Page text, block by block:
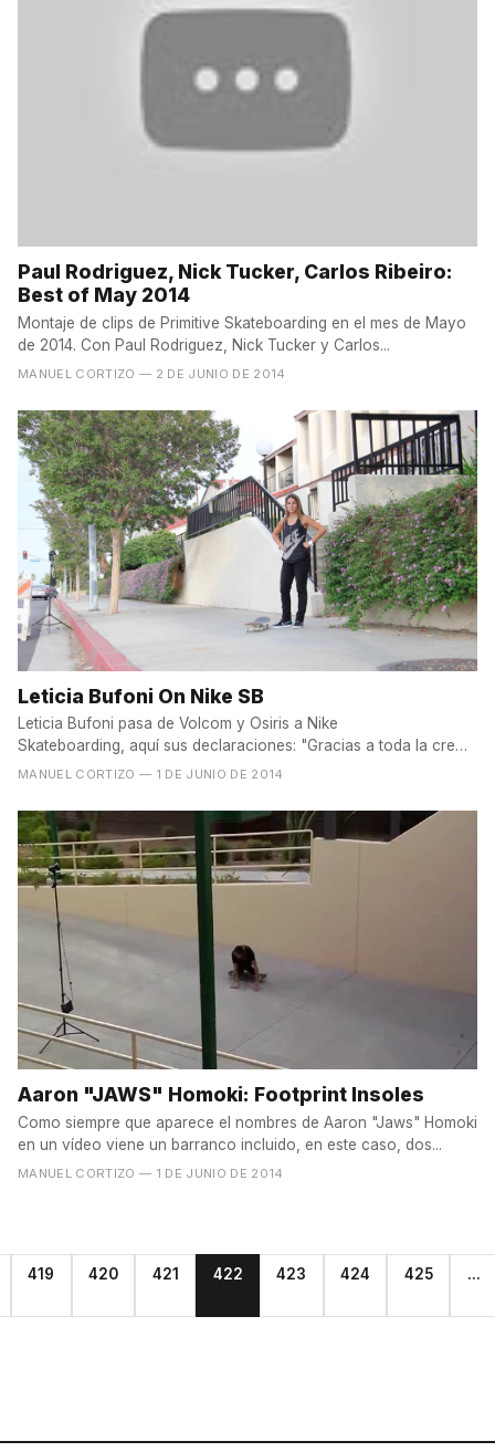
Paul Rodriguez, Nick Tucker, Carlos Ribeiro:
Best of May 2014
Montaje de clips de Primitive Skateboarding en el mes de Mayo
de 2014. Con Paul Rodriguez, Nick Tucker y Carlos...
MANUEL CORTIZO — 2 DE JUNIO DE 2014
Leticia Bufoni On Nike SB
Leticia Bufoni pasa de Volcom y Osiris a Nike
Skateboarding, aquí sus declaraciones: "Gracias a toda la crew
de...
MANUEL CORTIZO — 1 DE JUNIO DE 2014
Aaron "JAWS" Homoki: Footprint Insoles
Como siempre que aparece el nombres de Aaron "Jaws" Homoki
en un vídeo viene un barranco incluido, en este caso, dos...
MANUEL CORTIZO — 1 DE JUNIO DE 2014
419 420 421 422 423 424 425 ...